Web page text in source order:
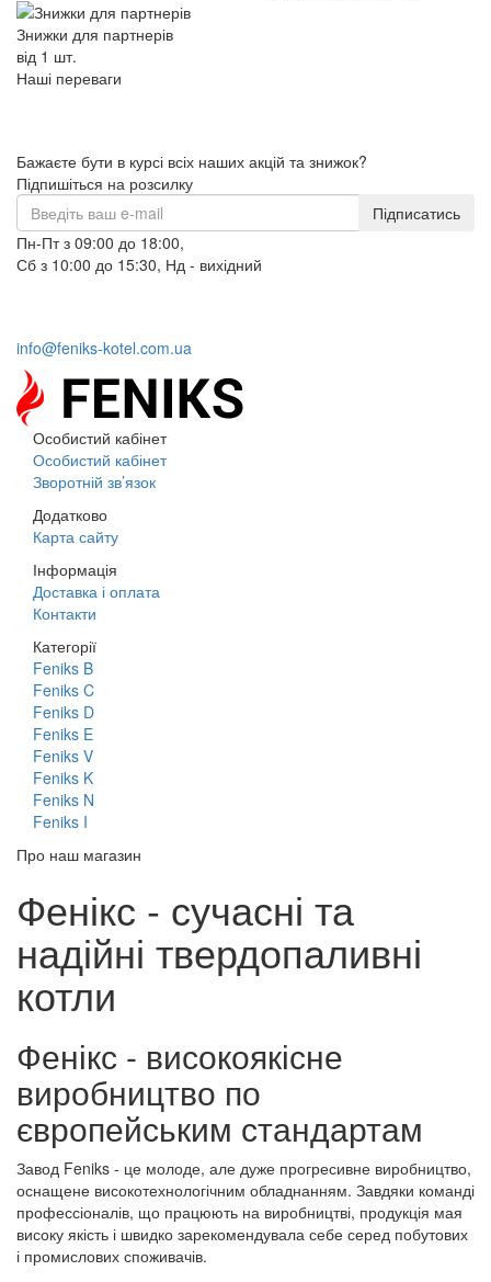
Знижки для партнерів
від 1 шт.
Наші переваги
Бажаєте бути в курсі всіх наших акцій та знижок?
Підпишіться на розсилку
Підписатись
Пн-Пт з 09:00 до 18:00,
Сб з 10:00 до 15:30, Нд - вихідний
info@feniks-kotel.com.ua
Особистий кабінет
Особистий кабінет
Зворотній зв’язок
Додатково
Карта сайту
Інформація
Доставка і оплата
Контакти
Категорії
Feniks B
Feniks C
Feniks D
Feniks E
Feniks V
Feniks K
Feniks N
Feniks I
Про наш магазин
Фенікс - сучасні та
надійні твердопаливні
котли
Фенікс - високоякісне
виробництво по
європейським стандартам
Завод Feniks - це молоде, але дуже прогресивне виробництво,
оснащене високотехнологічним обладнанням. Завдяки команді
профессіоналів, що працюють на виробництві, продукція мая
високу якість і швидко зарекомендувала себе серед побутових
і промислових споживачів.